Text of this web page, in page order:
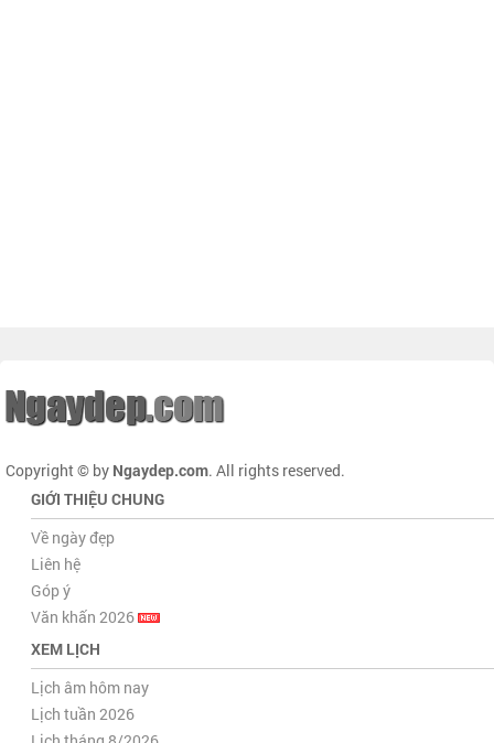
Copyright © by Ngaydep.com. All rights reserved.
GIỚI THIỆU CHUNG
Về ngày đẹp
Liên hệ
Góp ý
Văn khấn 2026
XEM LỊCH
Lịch âm hôm nay
Lịch tuần 2026